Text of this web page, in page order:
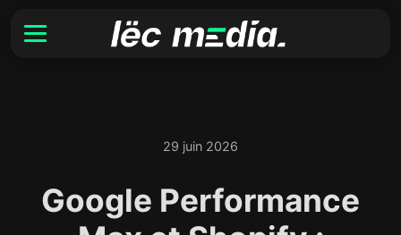
29 juin 2026
Google Performance